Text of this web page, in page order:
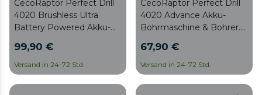
CecoRaptor Perfect Drill
4020 Brushless Ultra
Battery Powered Akku-
Bohrmaschine Batterie
20V und 4000 mAh,
Leerlaufdrehzahl 2000
rpm, Max. Drehmoment
99,90 €
Versand in 24-72 Std.
CecoRaptor Perfect Drill
4020 Advance Akku-
Bohrmaschine & Bohrer.
mAh, Leerlaufdrehzahl
1550 U/min, Max.
Drehmoment 46 Nm,
25+1 Positionen
67,90 €
Versand in 24-72 Std.